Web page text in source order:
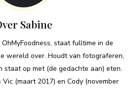
Sabine
staat fulltime in de
wereld over. Houdt van fotograferen,
staat op met (de gedachte aan) eten.
(maart 2017) en Cody (november